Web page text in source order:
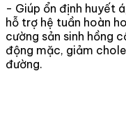
- Giúp ổn định huyết
hỗ trợ hệ tuần hoàn
cường sản sinh hồng
động mặc, giảm
đường.